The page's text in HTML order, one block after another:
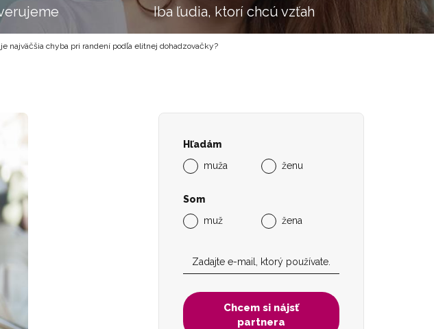
Iba ľudia, ktorí chcú vzťah
najväčšia chyba pri randení podľa elitnej dohadzovačky?
Hľadám
muža
ženu
Som
muž
žena
Chcem si nájsť
partnera